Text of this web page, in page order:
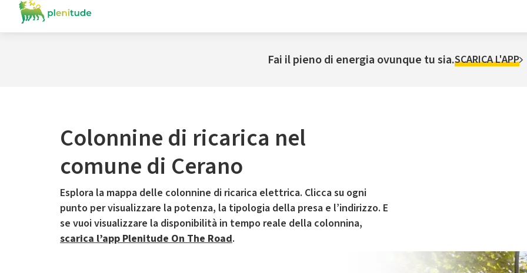
Fai il pieno di energia ovunque tu sia.SCARICA L'APP
Colonnine di ricarica nel
comune di Cerano
Esplora la mappa delle colonnine di ricarica elettrica. Clicca su ogni
punto per visualizzare la potenza, la tipologia della presa e l’indirizzo. E
se vuoi visualizzare la disponibilità in tempo reale della colonnina,
scarica l’app Plenitude On The Road.